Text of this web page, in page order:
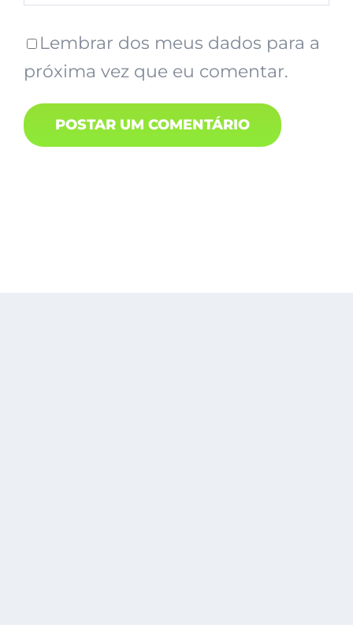
Lembrar dos meus dados para a
próxima vez que eu comentar.